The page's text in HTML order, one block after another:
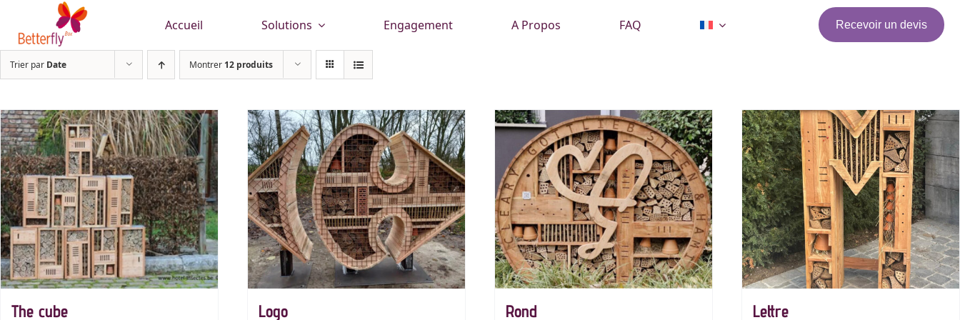
contenu
Accueil Solutions Engagement A Propos FAQ Recevoir un devis
Trier par Date Montrer 12 produits
The cube Logo Rond Lettre